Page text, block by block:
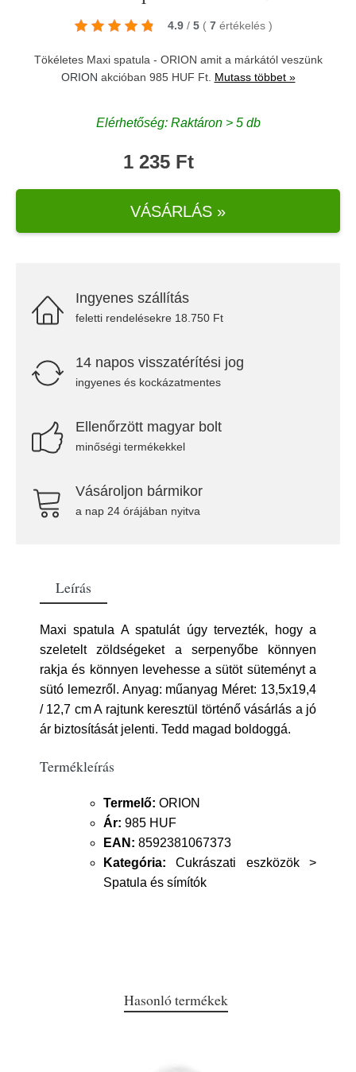
4.9 / 5 ( 7 értékelés )
Tökéletes Maxi spatula - ORION amit a márkától veszünk
ORION akcióban 985 HUF Ft. Mutass többet »
Elérhetőség: Raktáron > 5 db
1 235 Ft
VÁSÁRLÁS »
Ingyenes szállítás
feletti rendelésekre 18.750 Ft
14 napos visszatérítési jog
ingyenes és kockázatmentes
Ellenőrzött magyar bolt
minőségi termékekkel
Vásároljon bármikor
a nap 24 órájában nyitva
Leírás
Maxi spatula A spatulát úgy tervezték, hogy a
szeletelt zöldségeket a serpenyőbe könnyen
rakja és könnyen levehesse a sütöt süteményt a
sütó lemezről. Anyag: műanyag Méret: 13,5x19,4
/ 12,7 cm A rajtunk keresztül történő vásárlás a jó
ár biztosítását jelenti. Tedd magad boldoggá.
Termékleírás
Termelő: ORION
Ár: 985 HUF
EAN: 8592381067373
Kategória: Cukrászati eszközök >
Spatula és símítók
Hasonló termékek